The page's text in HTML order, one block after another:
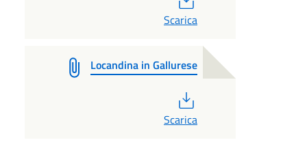
Scarica
Locandina in Gallurese
Scarica